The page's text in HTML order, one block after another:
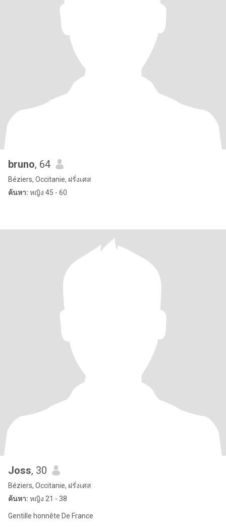
bruno, 64
Béziers, Occitanie, ฝรั่งเศส
ค้นหา: หญิง 45 - 60
Joss, 30
Béziers, Occitanie, ฝรั่งเศส
ค้นหา: หญิง 21 - 38
Gentille honnête De France